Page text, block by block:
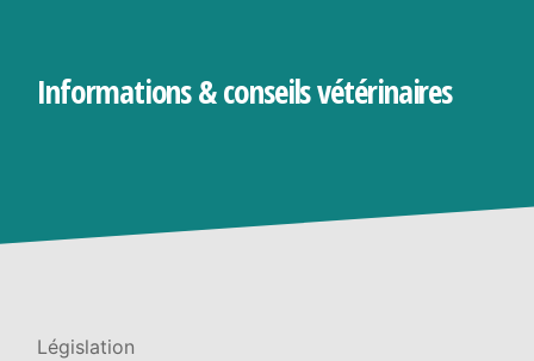
Informations & conseils vétérinaires
Législation